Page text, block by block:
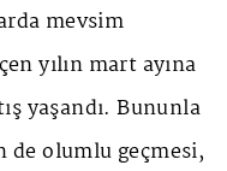
mevsim
yılın mart ayına
yaşandı. Bununla
olumlu geçmesi,